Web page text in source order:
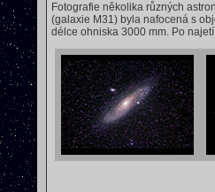
Fotografie několika různých
(galaxie M31) byla nafocená s
délce ohniska 3000 mm. Po